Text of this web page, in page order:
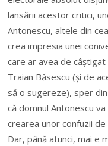
lansării acestor critici,
Antonescu, altele din
crea impresia unei
care ar avea de
Traian Băsescu (și de
să o sugereze), sper
că domnul Antonescu
crearea unor confuzii
Dar, până atunci, mai e